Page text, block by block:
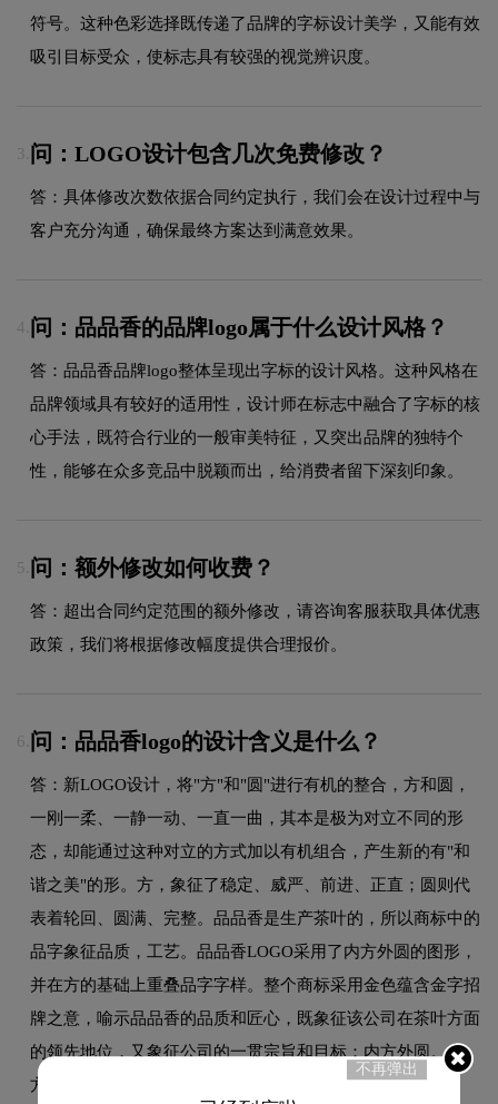
符号。这种色彩选择既传递了品牌的字标设计美学，又能有效
吸引目标受众，使标志具有较强的视觉辨识度。
3. 问：LOGO设计包含几次免费修改？
答：具体修改次数依据合同约定执行，我们会在设计过程中与
客户充分沟通，确保最终方案达到满意效果。
4. 问：品品香的品牌logo属于什么设计风格？
答：品品香品牌logo整体呈现出字标的设计风格。这种风格在
品牌领域具有较好的适用性，设计师在标志中融合了字标的核
心手法，既符合行业的一般审美特征，又突出品牌的独特个
性，能够在众多竞品中脱颖而出，给消费者留下深刻印象。
5. 问：额外修改如何收费？
答：超出合同约定范围的额外修改，请咨询客服获取具体优惠
政策，我们将根据修改幅度提供合理报价。
6. 问：品品香logo的设计含义是什么？
答：新LOGO设计，将"方"和"圆"进行有机的整合，方和圆，
一刚一柔、一静一动、一直一曲，其本是极为对立不同的形
态，却能通过这种对立的方式加以有机组合，产生新的有"和
谐之美"的形。方，象征了稳定、威严、前进、正直；圆则代
表着轮回、圆满、完整。品品香是生产茶叶的，所以商标中的
品字象征品质，工艺。品品香LOGO采用了内方外圆的图形，
并在方的基础上重叠品字字样。整个商标采用金色蕴含金字招
牌之意，喻示品品香的品质和匠心，既象征该公司在茶叶方面
的领先地位，又象征公司的一贯宗旨和目标：内方外圆。内
方：代表品质，规范管理，外圆：代表服务，客户满意。
不再弹出